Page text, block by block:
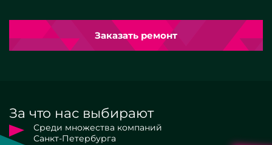
Заказать ремонт
За что нас выбирают
Среди множества компаний
Санкт-Петербурга